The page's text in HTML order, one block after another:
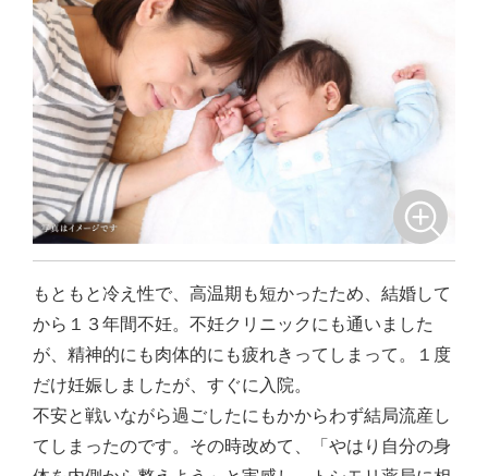
もともと冷え性で、高温期も短かったため、結婚して
から１３年間不妊。不妊クリニックにも通いました
が、精神的にも肉体的にも疲れきってしまって。１度
だけ妊娠しましたが、すぐに入院。
不安と戦いながら過ごしたにもかからわず結局流産し
てしまったのです。その時改めて、「やはり自分の身